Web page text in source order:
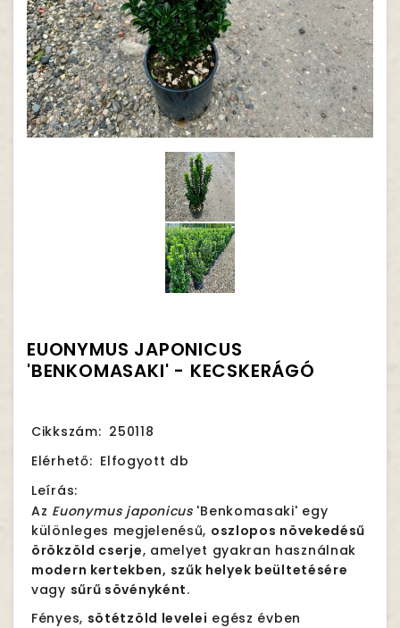
EUONYMUS JAPONICUS
'BENKOMASAKI' - KECSKERÁGÓ
Cikkszám: 250118
Elérhető: Elfogyott db
Leírás:
Az Euonymus japonicus'Benkomasaki' egy
különleges megjelenésű, oszlopos növekedésű
örökzöld cserje, amelyet gyakran használnak
modern kertekben, szűk helyek beültetésére
vagy sűrű sövényként.
Fényes, sötétzöld levelei egész évben